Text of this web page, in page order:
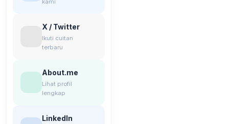
X / Twitter
Ikuti cuitan
terbaru
About.me
Lihat profil
lengkap
LinkedIn